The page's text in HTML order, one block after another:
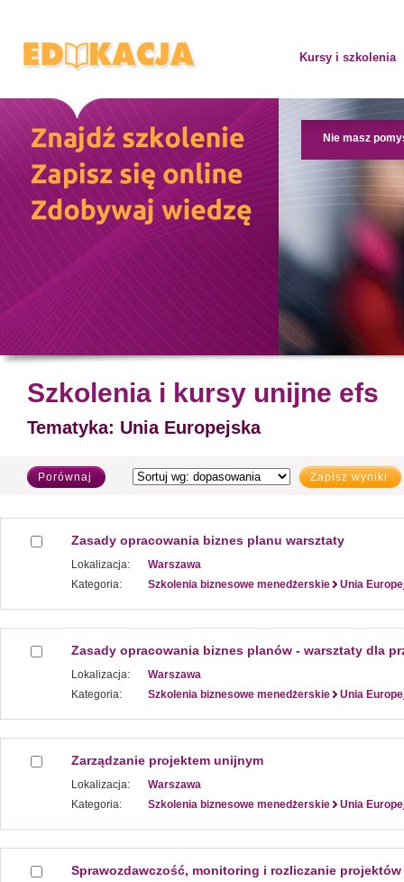
Kursy i szkolenia
Nie masz
Szkolenia i kursy unijne efs
Tematyka: Unia Europejska
Porównaj Zapisz wyniki
Zasady opracowania biznes planu warsztaty
Lokalizacja:
Warszawa
Kategoria:
Szkolenia biznesowe menedżerskie Unia
Zasady opracowania biznes planów - warsztaty dla
Lokalizacja:
Warszawa
Kategoria:
Szkolenia biznesowe menedżerskie Unia
Zarządzanie projektem unijnym
Lokalizacja:
Warszawa
Kategoria:
Szkolenia biznesowe menedżerskie Unia
Sprawozdawczość, monitoring i rozliczanie